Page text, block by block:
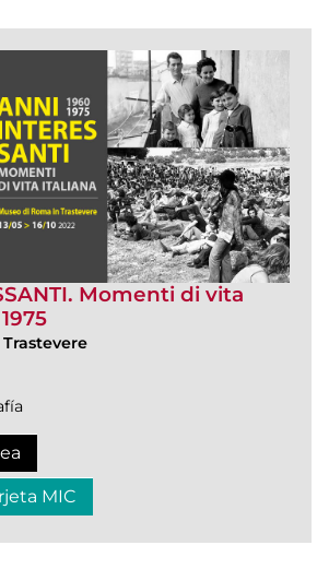
Momenti di vita
MIC